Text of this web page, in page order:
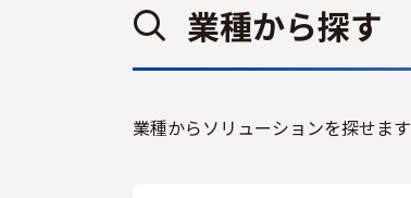
業種から探す
業種からソリューションを探せます